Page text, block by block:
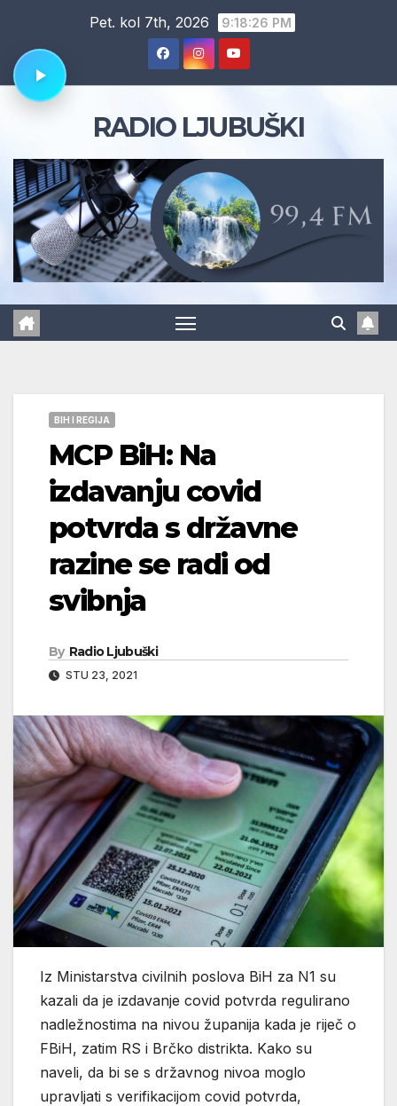
content
Pet. kol 7th, 2026 9:18:27 PM
RADIO LJUBUŠKI
BIH I REGIJA
MCP BiH: Na
izdavanju covid
potvrda s državne
razine se radi od
svibnja
By Radio Ljubuški
STU 23, 2021
Iz Ministarstva civilnih poslova BiH za N1 su
kazali da je izdavanje covid potvrda regulirano
nadležnostima na nivou županija kada je riječ o
FBiH, zatim RS i Brčko distrikta. Kako su
naveli, da bi se s državnog nivoa moglo
upravljati s verifikacijom covid potvrda,